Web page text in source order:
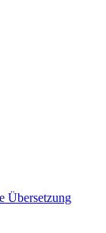
Übersetzung